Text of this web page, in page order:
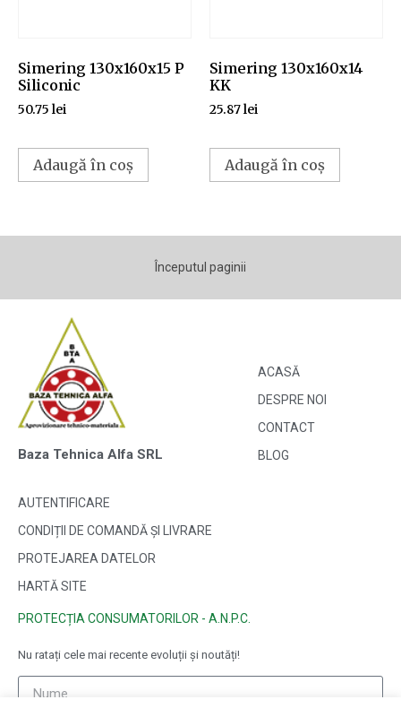
Simering 130x160x15 P
Siliconic
50.75 lei
Adaugă în coș
Simering 130x160x14
KK
25.87lei
Adaugă în coș
Începutul paginii
Baza Tehnica Alfa SRL
ACASĂ
DESPRE NOI
CONTACT
BLOG
AUTENTIFICARE
CONDIȚII DE COMANDĂ ȘI LIVRARE
PROTEJAREA DATELOR
HARTĂ SITE
PROTECȚIA CONSUMATORILOR - A.N.P.C.
Nu ratați cele mai recente evoluții și noutăți!